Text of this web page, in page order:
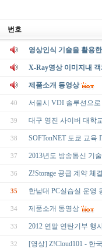
번호
영상인식 기술을 활용
X-Ray영상 이미지내
제품소개 동영상
40 서울시 VDI 솔루션으로
39 대구 영진 사이버 대학
38 SOFTonNET 도쿄 교육
37 2013년도 방송통신 기
36 Z!Storage 공급 계약 체
35 한남대 PC실습실 운영
34 제품소개 동영상
33 2012 연말 연탄기부 행
32 [영상] Z!Cloud101 - 한